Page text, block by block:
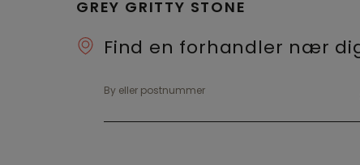
GREY GRITTY STONE
Find en forhandler nær
By eller postnummer